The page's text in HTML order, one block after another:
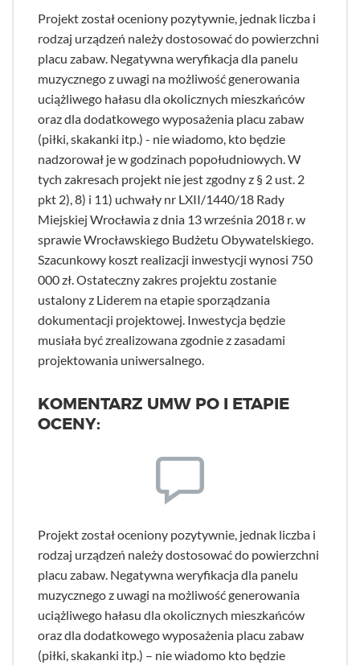
Projekt został oceniony pozytywnie, jednak liczba i
rodzaj urządzeń należy dostosować do powierzchni
placu zabaw. Negatywna weryfikacja dla panelu
muzycznego z uwagi na możliwość generowania
uciążliwego hałasu dla okolicznych mieszkańców
oraz dla dodatkowego wyposażenia placu zabaw
(piłki, skakanki itp.) - nie wiadomo, kto będzie
nadzorował je w godzinach popołudniowych. W
tych zakresach projekt nie jest zgodny z § 2 ust. 2
pkt 2), 8) i 11) uchwały nr LXII/1440/18 Rady
Miejskiej Wrocławia z dnia 13 września 2018 r. w
sprawie Wrocławskiego Budżetu Obywatelskiego.
Szacunkowy koszt realizacji inwestycji wynosi 750
000 zł. Ostateczny zakres projektu zostanie
ustalony z Liderem na etapie sporządzania
dokumentacji projektowej. Inwestycja będzie
musiała być zrealizowana zgodnie z zasadami
projektowania uniwersalnego.
KOMENTARZ UMW PO I ETAPIE
OCENY:
Projekt został oceniony pozytywnie, jednak liczba i
rodzaj urządzeń należy dostosować do powierzchni
placu zabaw. Negatywna weryfikacja dla panelu
muzycznego z uwagi na możliwość generowania
uciążliwego hałasu dla okolicznych mieszkańców
oraz dla dodatkowego wyposażenia placu zabaw
(piłki, skakanki itp.) – nie wiadomo kto będzie